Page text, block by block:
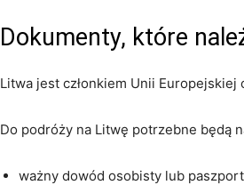
Dokumenty, które
Litwa jest członkiem Unii
Do podróży na Litwę potrzebne będą
ważny dowód osobisty lub